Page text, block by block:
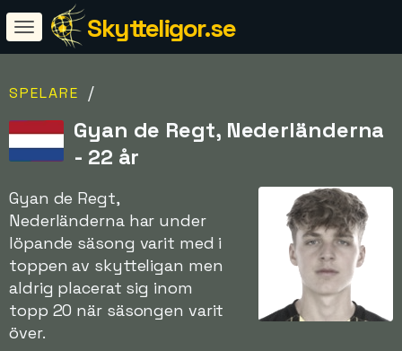
Skytteligor.se
SPELARE /
Gyan de Regt, Nederländerna
- 22 år
Gyan de Regt,
Nederländerna har under
löpande säsong varit med i
toppen av skytteligan men
aldrig placerat sig inom
topp 20 när säsongen varit
över.